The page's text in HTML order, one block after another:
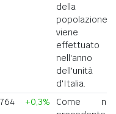
della
popolazione
viene
effettuato
nell'anno
dell'unità
d'Italia.
764 +0,3%
Come nel